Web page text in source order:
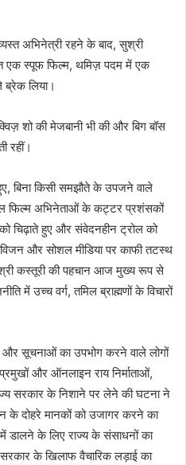
अभिनेत्री रहने के बाद, सुश्री
एक स्पूफ फिल्म, थमिज़ पदम में एक
लिया।
शो की मेजबानी भी की और बिग बॉस
रहीं।
बिना किसी समझौते के उपजने वाले
फिल्म अभिनेताओं के कट्टर प्रशंसकों
चिढ़ाते हुए और संवेदनहीन ट्रोल को
और सोशल मीडिया पर काफी तटस्थ
कस्तूरी की पहचान आज मुख्य रूप से
में उच्च वर्ग, तमिल ब्राह्मणों के विचारों
और सूचनाओं का उपभोग करने वाले लोगों
और ऑनलाइन राय निर्माताओं,
सरकार के निशाने पर लेने की घटना ने
के दोहरे मानकों को उजागर करने का
डालने के लिए राज्य के संसाधनों का
सरकार के खिलाफ वैचारिक लड़ाई का